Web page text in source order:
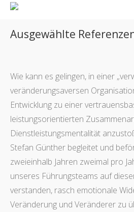
Meine Arbeit
Partner
Referenzen
Kontakt
Blog
Ausgewählte
Wie kann es gelingen, in einer
veränderungsaversen
Entwicklung zu einer
leistungsorientierten
Dienstleistungsmentalität
Stefan Günther begleitet und
zweieinhalb Jahren zweimal pro
unseres Führungsteams auf
verstanden, rasch emotionale
Veränderung und Veränderer zu